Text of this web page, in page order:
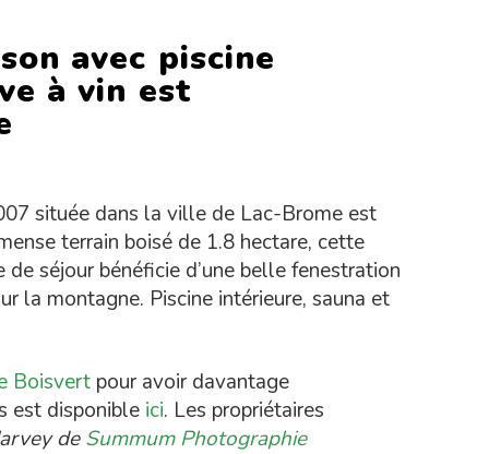
avec piscine
à vin est
située dans la ville de Lac-Brome est
terrain boisé de 1.8 hectare, cette
séjour bénéficie d’une belle fenestration
la montagne. Piscine intérieure, sauna et
Boisvert pour avoir davantage
est disponible ici. Les propriétaires
deSummum Photographie